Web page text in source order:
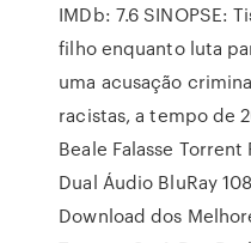
IMDb: 7.6 SINOPSE:
filho enquanto luta
uma acusação
racistas, a tempo de
Beale Falasse
Dual Áudio BluRay
Download dos